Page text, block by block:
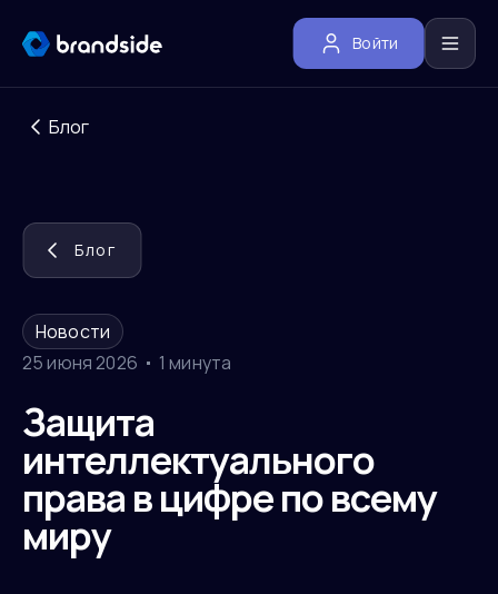
Войти
Блог
Блог
Новости
25 июня 2026
1 минута
Защита
интеллектуального
права в цифре по всему
миру